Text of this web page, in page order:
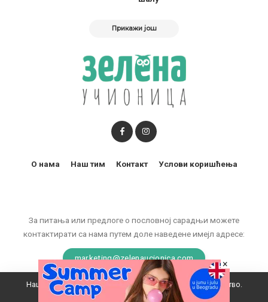
Прикажи још
За питања или предлоге о пословној сарадњи можете
контактирати са нама путем доле наведене имејл адресе:
marketing@zelenaucionica.com
О нама Наш тим Контакт Услови коришћења
Наш вебсајт користи колачиће да побољша ваше искуство.
×